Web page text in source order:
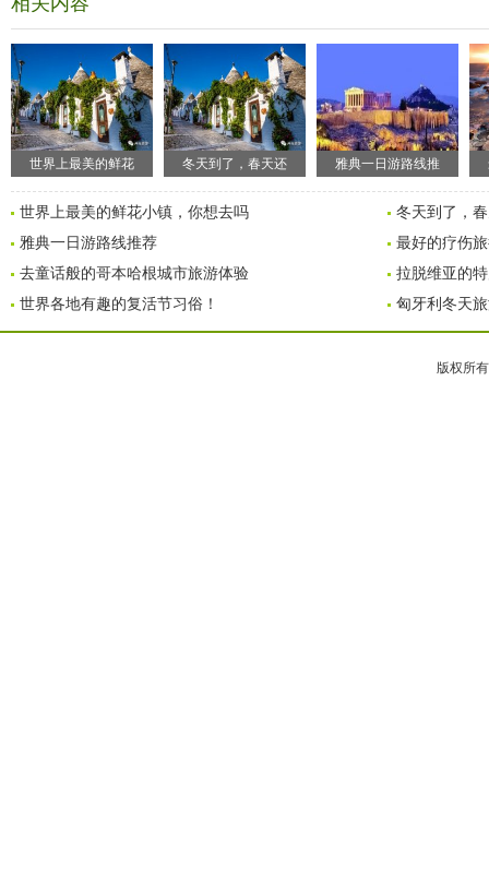
世界上最美的鲜花 冬天到了，春天还 雅典一日游路线推
世界上最美的鲜花小镇，你想去吗
冬天到了，
雅典一日游路线推荐
最好的疗伤
去童话般的哥本哈根城市旅游体验
拉脱维亚的
世界各地有趣的复活节习俗！
匈牙利冬天
版权所